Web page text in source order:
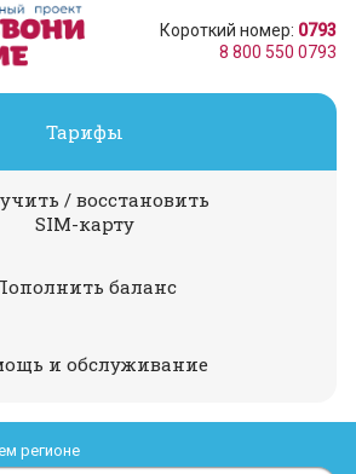
Короткий номер: 0793
8 800 550 0793
Тарифы
/ восстановить
SIM-карту
баланс
и обслуживание
регионе